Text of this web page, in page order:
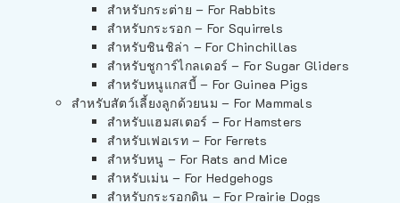
สำหรับกระต่าย – For Rabbits
สำหรับกระรอก – For Squirrels
สำหรับชินชิล่า – For Chinchillas
สำหรับชูการ์ไกลเดอร์ – For Sugar Gliders
สำหรับหนูแกสบี้ – For Guinea Pigs
สำหรับสัตว์เลี้ยงลูกด้วยนม – For Mammals
สำหรับแฮมสเตอร์ – For Hamsters
สำหรับเฟอเรท – For Ferrets
สำหรับหนู – For Rats and Mice
สำหรับเม่น – For Hedgehogs
สำหรับกระรอกดิน – For Prairie Dogs